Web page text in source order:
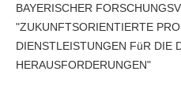
BAYERISCHER
"ZUKUNFTSORIENTIERTE
DIENSTLEISTUNGEN FüR DIE
HERAUSFORDERUNGEN"